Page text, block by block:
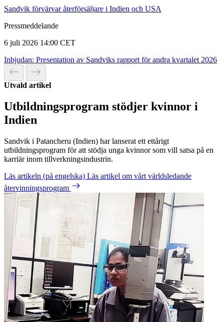
Sandvik förvärvar återförsäljare i Indien och USA
Pressmeddelande
6 juli 2026 14:00 CET
Inbjudan: Presentation av Sandviks rapport för andra kvartalet 2026
Utvald artikel
Utbildningsprogram stödjer kvinnor i
Indien
Sandvik i Patancheru (Indien) har lanserat ett ettårigt
utbildningsprogram för att stödja unga kvinnor som vill satsa på en
karriär inom tillverkningsindustrin.
Läs artikeln (på engelska) Läs artikel om vårt världsledande
återvinningsprogram